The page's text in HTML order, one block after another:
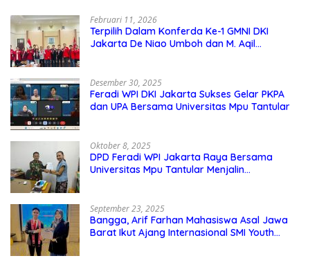
Februari 11, 2026
Terpilih Dalam Konferda Ke-1 GMNI DKI
Jakarta De Niao Umboh dan M. Aqil
Desember 30, 2025
Feradi WPI DKI Jakarta Sukses Gelar PKPA
dan UPA Bersama Universitas Mpu Tantular
Oktober 8, 2025
DPD Feradi WPI Jakarta Raya Bersama
Universitas Mpu Tantular Menjalin
September 23, 2025
Bangga, Arif Farhan Mahasiswa Asal Jawa
Barat Ikut Ajang Internasional SMI Youth